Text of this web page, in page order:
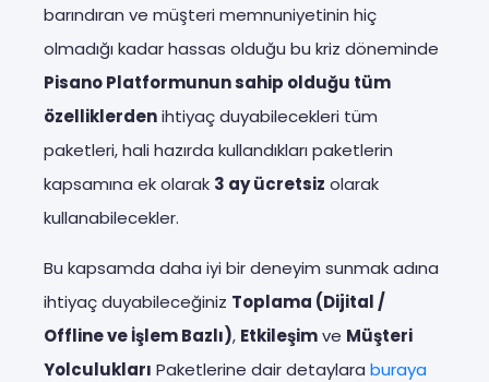
barındıran ve müşteri memnuniyetinin hiç
olmadığı kadar hassas olduğu bu kriz döneminde
Pisano Platformunun sahip olduğu tüm
özelliklerdenihtiyaç duyabilecekleri tüm
paketleri, hali hazırda kullandıkları paketlerin
kapsamına ek olarak 3 ay ücretsiz olarak
kullanabilecekler.
Bu kapsamda daha iyi bir deneyim sunmak adına
ihtiyaç duyabileceğiniz Toplama (Dijital /
Offline ve İşlem Bazlı), Etkileşimve Müşteri
Yolculukları Paketlerine dair detaylara buraya